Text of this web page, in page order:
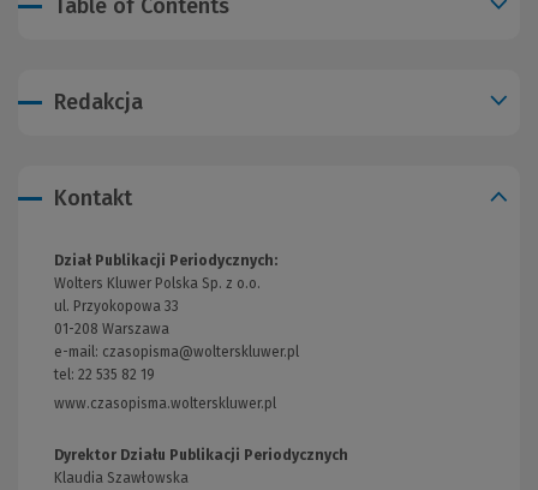
Table of Contents
Redakcja
Kontakt
Dział Publikacji Periodycznych:
Wolters Kluwer Polska Sp. z o.o.
ul. Przyokopowa 33
01-208 Warszawa
e-mail: czasopisma@wolterskluwer.pl
tel: 22 535 82 19
www.czasopisma.wolterskluwer.pl
innej
Dyrektor Działu Publikacji Periodycznych
Klaudia Szawłowska